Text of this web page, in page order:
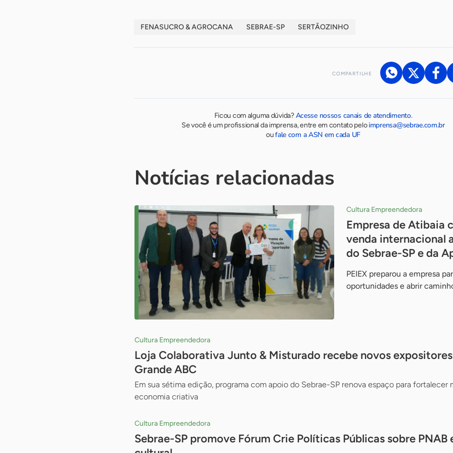
FENASUCRO & AGROCANA SEBRAE-SP SERTÃOZINHO
COMPARTILHE
Ficou com alguma dúvida?Acesse nossos canais de atendimento.
Se você é um profissional da imprensa, entre em contato peloimprensa@sebrae.com.br
oufale com a ASN em cada UF
Notícias relacionadas
Cultura Empreendedora
Empresa de Atibaia
venda internacional
do Sebrae-SP e da
PEIEX preparou a empresa
oportunidades e abrir
Cultura Empreendedora
Loja Colaborativa Junto & Misturado recebe novos
Grande ABC
Em sua sétima edição, programa com apoio do Sebrae-SP renova espaço para fortalecer
economia criativa
Cultura Empreendedora
Sebrae-SP promove Fórum Crie Políticas Públicas sobre